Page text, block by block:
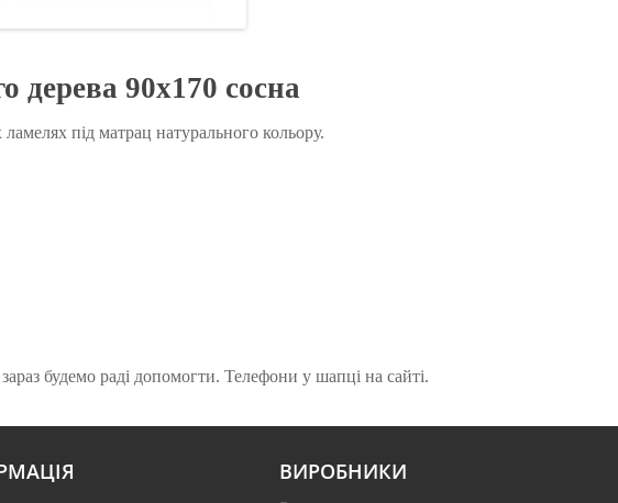
дерева 90х170 сосна
під матрац натурального кольору.
будемо раді допомогти. Телефони у шапці на сайті.
ВИРОБНИКИ